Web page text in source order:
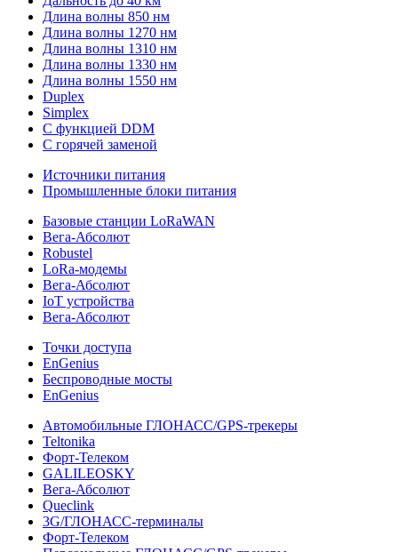
Длина волны 850 нм
Длина волны 1270 нм
Длина волны 1310 нм
Длина волны 1330 нм
Длина волны 1550 нм
Duplex
Simplex
С функцией DDM
С горячей заменой
Источники питания
Промышленные блоки питания
Базовые станции LoRaWAN
Вега-Абсолют
Robustel
LoRa-модемы
Вега-Абсолют
IoT устройства
Вега-Абсолют
Точки доступа
EnGenius
Беспроводные мосты
EnGenius
Автомобильные ГЛОНАСС/GPS-трекеры
Teltonika
Форт-Телеком
GALILEOSKY
Вега-Абсолют
Queclink
3G/ГЛОНАСС-терминалы
Форт-Телеком